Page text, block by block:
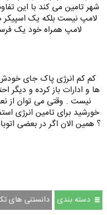
شهر تامین می کند با این
لامپ نیست بلکه یک
لامپ همراه خود یک
کم کم انرژی پاک جای خودش
ها و ادارات باز کرده و دیگر
نیست . وقتی می توان از
خورشید برای تامین انرژی
؟ همین الان اگر در بعضی
دسته بندی دانستنی های